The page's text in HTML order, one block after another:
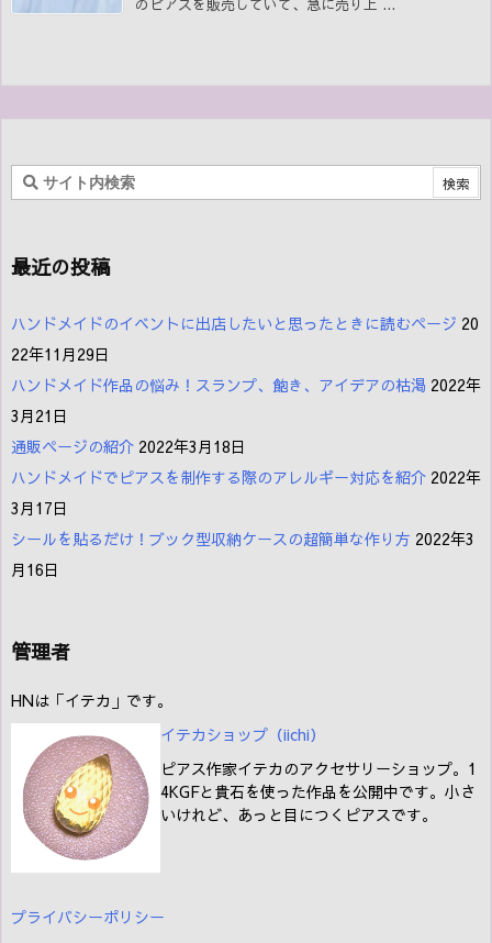
のピアスを販売していて、急に売り上 ...
最近の投稿
ハンドメイドのイベントに出店したいと思ったときに読むページ 20
22年11月29日
ハンドメイド作品の悩み！スランプ、飽き、アイデアの枯渇 2022年
3月21日
通販ページの紹介 2022年3月18日
ハンドメイドでピアスを制作する際のアレルギー対応を紹介 2022年
3月17日
シールを貼るだけ！ブック型収納ケースの超簡単な作り方 2022年3
月16日
管理者
HNは「イテカ」です。
イテカショップ（iichi）
ピアス作家イテカのアクセサリーショップ。1
4KGFと貴石を使った作品を公開中です。小さ
いけれど、あっと目につくピアスです。
プライバシーポリシー